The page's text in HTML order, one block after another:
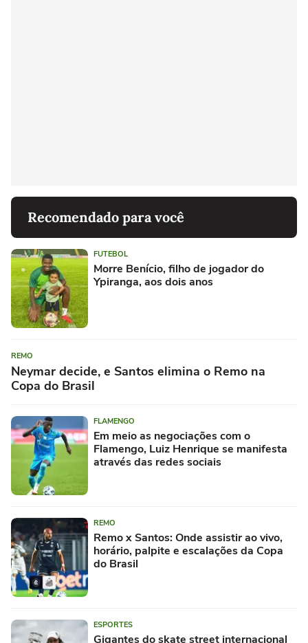
Recomendado para você
FUTEBOL
Morre Benício, filho de jogador do
Ypiranga, aos dois anos
REMO
Neymar decide, e Santos elimina o Remo na
Copa do Brasil
FLAMENGO
Em meio as negociações com o
Flamengo, Luiz Henrique se manifesta
através das redes sociais
REMO
Remo x Santos: Onde assistir ao vivo,
horário, palpite e escalações da Copa
do Brasil
ESPORTES
Gigantes do skate street internacional